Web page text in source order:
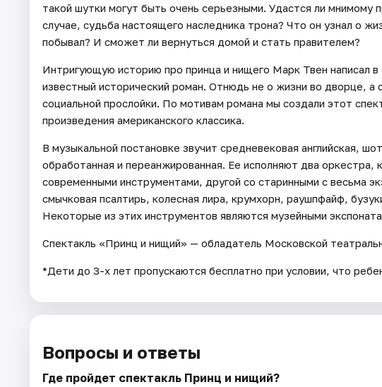
такой шутки могут быть очень серьезными. Удастся ли мнимому
случае, судьба настоящего наследника трона? Что он узнал о
побывал? И сможет ли вернуться домой и стать правителем?
Интригующую историю про принца и нищего Марк Твен написал в
известный исторический роман. Отнюдь не о жизни во дворце, а
социальной прослойки. По мотивам романа мы создали этот
произведения американского классика.
В музыкальной постановке звучит средневековая английская,
обработанная и переанжированная. Ее исполняют два
современными инструментами, другой со старинными с весьма
смычковая псалтирь, колесная лира, крумхорн, раушпфайф,
Некоторые из этих инструментов являются музейными
Спектакль «Принц и нищий» — обладатель Московской
*Дети до 3-х лет пропускаются бесплатно при условии, что
Вопросы и ответы
Где пройдет спектакль Принц и нищий?